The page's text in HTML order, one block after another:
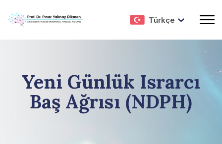
Türkçe
Yeni Günlük Israrcı
Baş Ağrısı (NDPH)